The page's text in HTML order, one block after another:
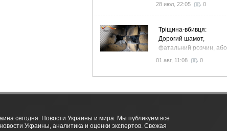
28 июл, 22:05 0
Тріщина-вбивця:
Дорогий шамот,
фатальний розчин, або
як звичайний цемент
у спальню
01 авг, 11:08 0
сегодня. Новости Украины и мира. Мы публикуем все
Украины, аналитика и оценки экспертов. Свежая